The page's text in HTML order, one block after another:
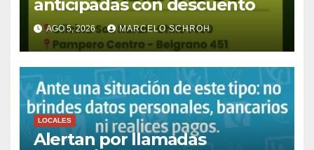
anticipadas con descuento
AGO 5, 2026 MARCELO SCHROH
LOCALES
Alertan por llamadas